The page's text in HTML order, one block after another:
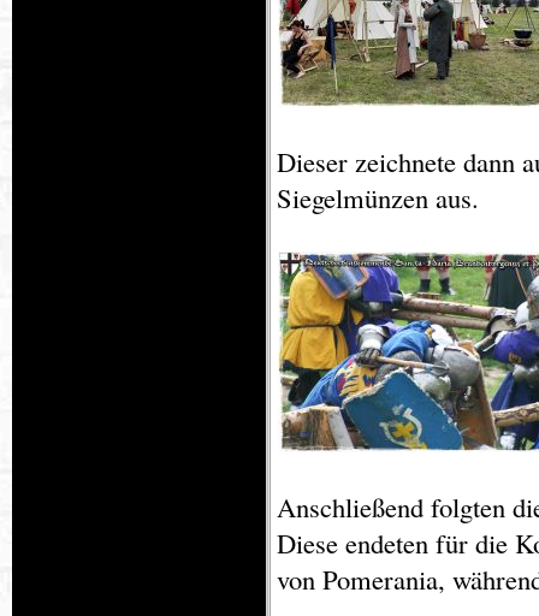
Dieser zeichnete dann
Siegelmünzen aus.
Anschließend folgten
Diese endeten für die
von Pomerania,